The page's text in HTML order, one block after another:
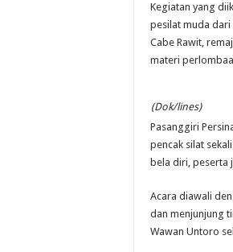
Kegiatan yang
pesilat muda dari
Cabe Rawit,
materi
(Dok/lines)
Pasanggiri
pencak silat
bela diri, peserta
Acara diawali
dan menjunjung
Wawan Untoro